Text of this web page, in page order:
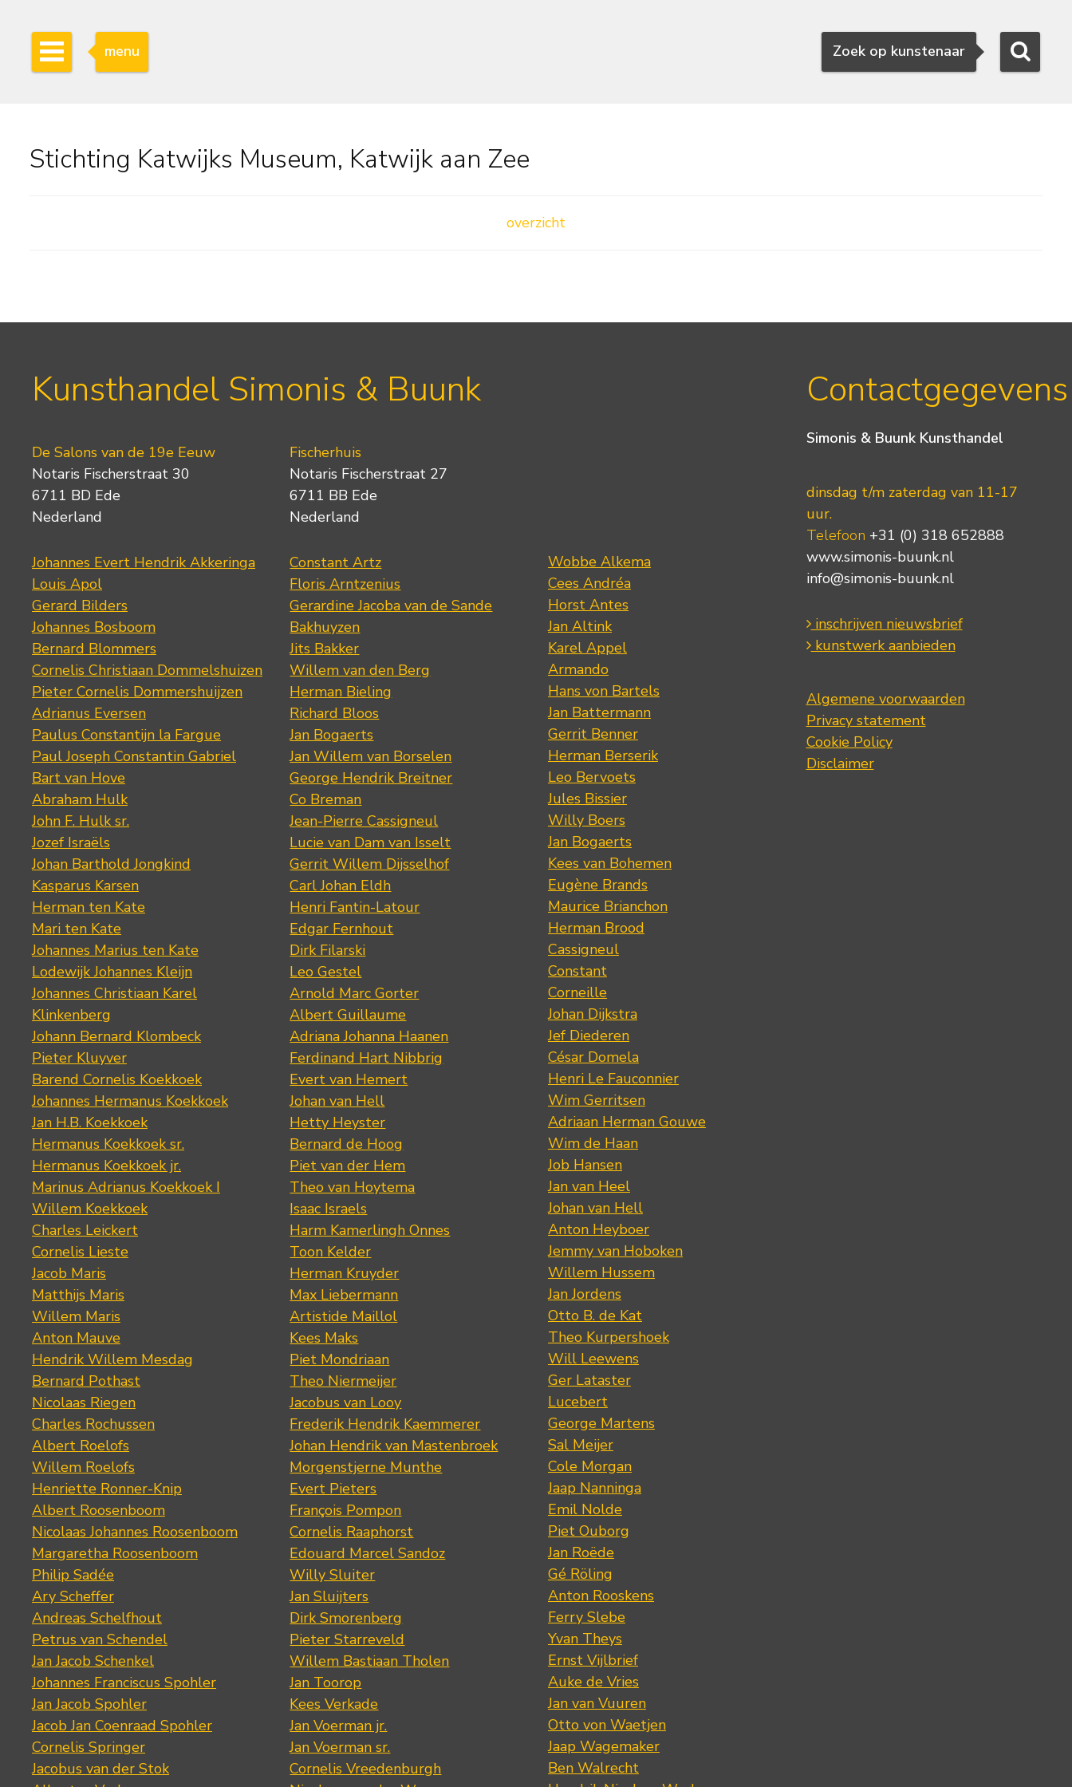
Zoeken
Zoek op kunstenaar
menu
Stichting Katwijks Museum, Katwijk aan Zee
overzicht
Kunsthandel Simonis & Buunk
De Salons van de 19e Eeuw
Notaris Fischerstraat 30
6711 BD Ede
Nederland
Johannes Evert Hendrik Akkeringa
Louis Apol
Gerard Bilders
Johannes Bosboom
Bernard Blommers
Cornelis Christiaan Dommelshuizen
Pieter Cornelis Dommershuijzen
Adrianus Eversen
Paulus Constantijn la Fargue
Paul Joseph Constantin Gabriel
Bart van Hove
Abraham Hulk
John F. Hulk sr.
Jozef Israëls
Johan Barthold Jongkind
Kasparus Karsen
Herman ten Kate
Mari ten Kate
Johannes Marius ten Kate
Lodewijk Johannes Kleijn
Johannes Christiaan Karel
Klinkenberg
Johann Bernard Klombeck
Pieter Kluyver
Barend Cornelis Koekkoek
Johannes Hermanus Koekkoek
Jan H.B. Koekkoek
Hermanus Koekkoek sr.
Hermanus Koekkoek jr.
Marinus Adrianus Koekkoek I
Willem Koekkoek
Charles Leickert
Cornelis Lieste
Jacob Maris
Matthijs Maris
Willem Maris
Anton Mauve
Hendrik Willem Mesdag
Bernard Pothast
Nicolaas Riegen
Charles Rochussen
Albert Roelofs
Willem Roelofs
Henriette Ronner-Knip
Albert Roosenboom
Nicolaas Johannes Roosenboom
Margaretha Roosenboom
Philip Sadée
Ary Scheffer
Andreas Schelfhout
Petrus van Schendel
Jan Jacob Schenkel
Johannes Franciscus Spohler
Jan Jacob Spohler
Jacob Jan Coenraad Spohler
Cornelis Springer
Jacobus van der Stok
Fischerhuis
Notaris Fischerstraat 27
6711 BB Ede
Nederland
Constant Artz
Floris Arntzenius
Gerardine Jacoba van de Sande
Bakhuyzen
Jits Bakker
Willem van den Berg
Herman Bieling
Richard Bloos
Jan Bogaerts
Jan Willem van Borselen
George Hendrik Breitner
Co Breman
Jean-Pierre Cassigneul
Lucie van Dam van Isselt
Gerrit Willem Dijsselhof
Carl Johan Eldh
Henri Fantin-Latour
Edgar Fernhout
Dirk Filarski
Leo Gestel
Arnold Marc Gorter
Albert Guillaume
Adriana Johanna Haanen
Ferdinand Hart Nibbrig
Evert van Hemert
Johan van Hell
Hetty Heyster
Bernard de Hoog
Piet van der Hem
Theo van Hoytema
Isaac Israels
Harm Kamerlingh Onnes
Toon Kelder
Herman Kruyder
Max Liebermann
Artistide Maillol
Kees Maks
Piet Mondriaan
Theo Niermeijer
Jacobus van Looy
Frederik Hendrik Kaemmerer
Johan Hendrik van Mastenbroek
Morgenstjerne Munthe
Evert Pieters
François Pompon
Cornelis Raaphorst
Edouard Marcel Sandoz
Willy Sluiter
Jan Sluijters
Dirk Smorenberg
Pieter Starreveld
Willem Bastiaan Tholen
Jan Toorop
Kees Verkade
Jan Voerman jr.
Jan Voerman sr.
Cornelis Vreedenburgh
Wobbe Alkema
Cees Andréa
Horst Antes
Jan Altink
Karel Appel
Armando
Hans von Bartels
Jan Battermann
Gerrit Benner
Herman Berserik
Leo Bervoets
Jules Bissier
Willy Boers
Jan Bogaerts
Kees van Bohemen
Eugène Brands
Maurice Brianchon
Herman Brood
Cassigneul
Constant
Corneille
Johan Dijkstra
Jef Diederen
César Domela
Henri Le Fauconnier
Wim Gerritsen
Adriaan Herman Gouwe
Wim de Haan
Job Hansen
Jan van Heel
Johan van Hell
Anton Heyboer
Jemmy van Hoboken
Willem Hussem
Jan Jordens
Otto B. de Kat
Theo Kurpershoek
Will Leewens
Ger Lataster
Lucebert
George Martens
Sal Meijer
Cole Morgan
Jaap Nanninga
Emil Nolde
Piet Ouborg
Jan Roëde
Gé Röling
Anton Rooskens
Ferry Slebe
Yvan Theys
Ernst Vijlbrief
Auke de Vries
Jan van Vuuren
Otto von Waetjen
Jaap Wagemaker
Ben Walrecht
Contactgegevens
Simonis & Buunk Kunsthandel
dinsdag t/m zaterdag van 11-17
uur.
Telefoon +31 (0) 318 652888
www.simonis-buunk.nl
info@simonis-buunk.nl
inschrijven nieuwsbrief
kunstwerk aanbieden
Algemene voorwaarden
Privacy statement
Cookie Policy
Disclaimer